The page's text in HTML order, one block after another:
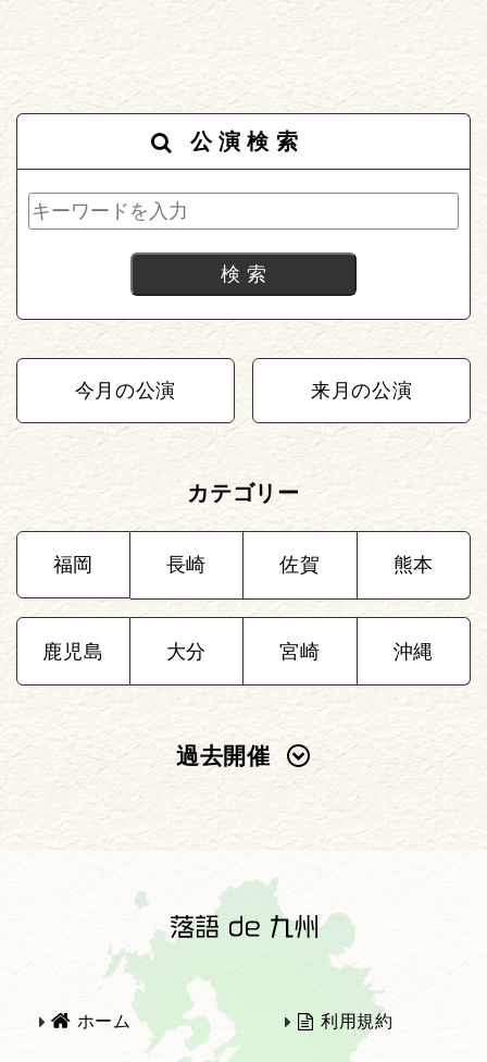
公演検索
今月の公演 来月の公演
カテゴリー
福岡 長崎 佐賀 熊本
鹿児島 大分 宮崎 沖縄
過去開催
2022年
2021年 2020年
ホーム 利用規約